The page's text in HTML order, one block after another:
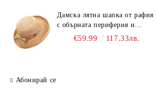
Дамска лятна шапка от рафия
с обърната периферия и
бежова лента Fratelli Mazzanti
€59.99 117.33лв.
Абонирай се